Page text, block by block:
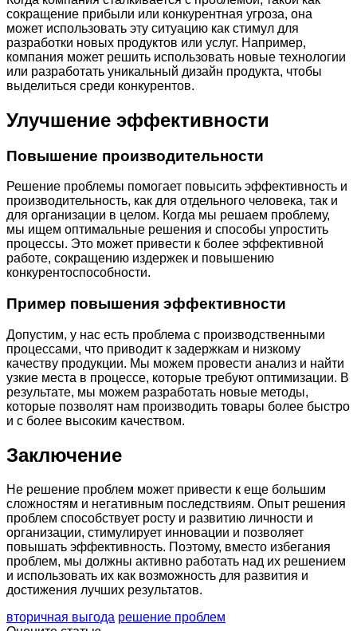
сокращение прибыли или конкурентная угроза, она
может использовать эту ситуацию как стимул для
разработки новых продуктов или услуг. Например,
компания может решить использовать новые технологии
или разработать уникальный дизайн продукта, чтобы
выделиться среди конкурентов.
Улучшение эффективности
Повышение производительности
Решение проблемы помогает повысить эффективность и
производительность, как для отдельного человека, так и
для организации в целом. Когда мы решаем проблему,
мы ищем оптимальные решения и способы упростить
процессы. Это может привести к более эффективной
работе, сокращению издержек и повышению
конкурентоспособности.
Пример повышения эффективности
Допустим, у нас есть проблема с производственными
процессами, что приводит к задержкам и низкому
качеству продукции. Мы можем провести анализ и найти
узкие места в процессе, которые требуют оптимизации. В
результате, мы можем разработать новые методы,
которые позволят нам производить товары более быстро
и с более высоким качеством.
Заключение
Не решение проблем может привести к еще большим
сложностям и негативным последствиям. Опыт решения
проблем способствует росту и развитию личности и
организации, стимулирует инновации и позволяет
повышать эффективность. Поэтому, вместо избегания
проблем, мы должны активно работать над их решением
и использовать их как возможность для развития и
достижения лучших результатов.
вторичная выгода решение проблем